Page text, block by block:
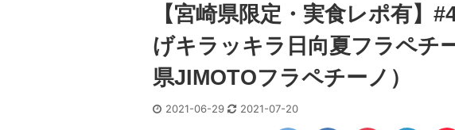
【宮崎県限定・実食レポ有】
げキラッキラ日向夏フラペチ
県JIMOTOフラペチーノ）
2021-06-29 2021-07-20